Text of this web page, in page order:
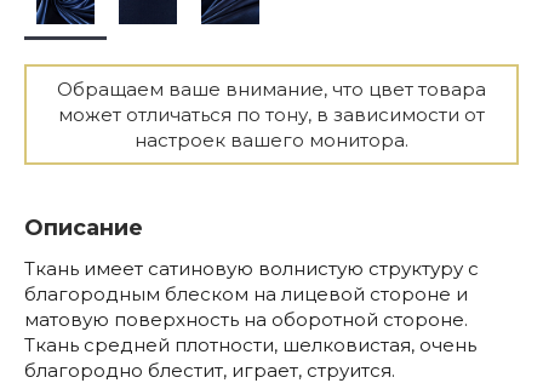
Обращаем ваше внимание, что цвет товара
может отличаться по тону, в зависимости от
настроек вашего монитора.
Описание
Ткань имеет сатиновую волнистую структуру с
благородным блеском на лицевой стороне и
матовую поверхность на оборотной стороне.
Ткань средней плотности, шелковистая, очень
благородно блестит, играет, струится.